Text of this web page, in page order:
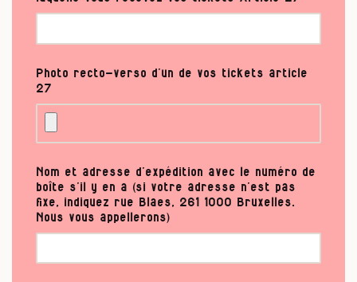
Photo recto-verso d’un de vos tickets article
27
Nom et adresse d’expédition avec le numéro de
boîte s’il y en a (si votre adresse n’est pas
fixe, indiquez rue Blaes, 261 1000 Bruxelles.
Nous vous appellerons)